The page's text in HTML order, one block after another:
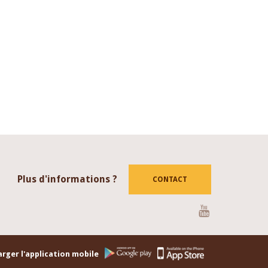
Plus d'informations ? CONTACT
l'application mobile